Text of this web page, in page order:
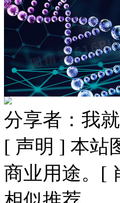
分享者：我
[ 声明 ] 本站
商业用途。[